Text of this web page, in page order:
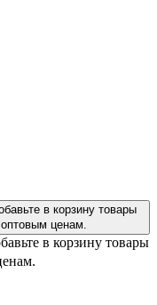
в корзину товары